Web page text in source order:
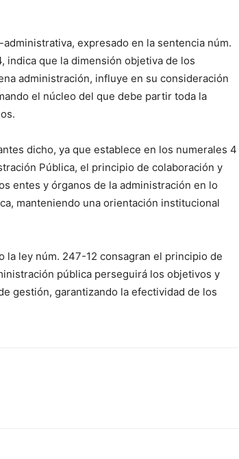
expresado en la sentencia núm.
indica que la dimensión objetiva de los
administración, influye en su consideración
el núcleo del que debe partir toda la
dicho, ya que establece en los numerales 4
Pública, el principio de colaboración y
entes y órganos de la administración en lo
manteniendo una orientación institucional
la ley núm. 247-12 consagran el principio de
pública perseguirá los objetivos y
gestión, garantizando la efectividad de los